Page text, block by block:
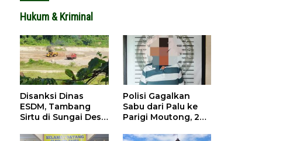
Hukum & Kriminal
Disanksi Dinas
ESDM, Tambang
Sirtu di Sungai Desa
Polisi Gagalkan
Sabu dari Palu ke
Parigi Moutong, 2
Ditangkap